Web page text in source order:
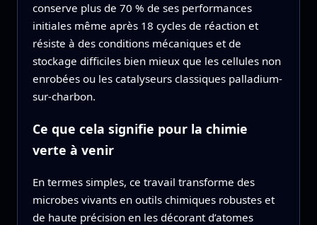
conserve plus de 70 % de ses performances
initiales même après 18 cycles de réaction et
résiste à des conditions mécaniques et de
stockage difficiles bien mieux que les cellules non
enrobées ou les catalyseurs classiques palladium-
sur-charbon.
Ce que cela signifie pour la chimie
verte à venir
En termes simples, ce travail transforme des
microbes vivants en outils chimiques robustes et
de haute précision en les décorant d’atomes